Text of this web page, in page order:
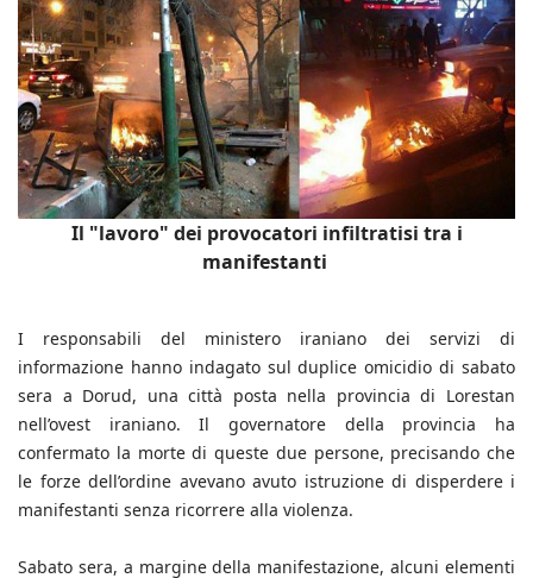
Il "lavoro" dei provocatori infiltratisi tra i
manifestanti
I responsabili del ministero iraniano dei servizi di
informazione hanno indagato sul duplice omicidio di sabato
sera a Dorud, una città posta nella provincia di Lorestan
nell’ovest iraniano. Il governatore della provincia ha
confermato la morte di queste due persone, precisando che
le forze dell’ordine avevano avuto istruzione di disperdere i
manifestanti senza ricorrere alla violenza.
Sabato sera, a margine della manifestazione, alcuni elementi